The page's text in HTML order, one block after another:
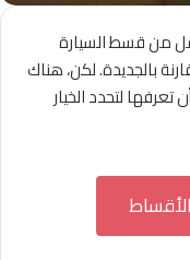
من قسط السيارة
بالجديدة. لكن، هناك
لتحدد الخيار